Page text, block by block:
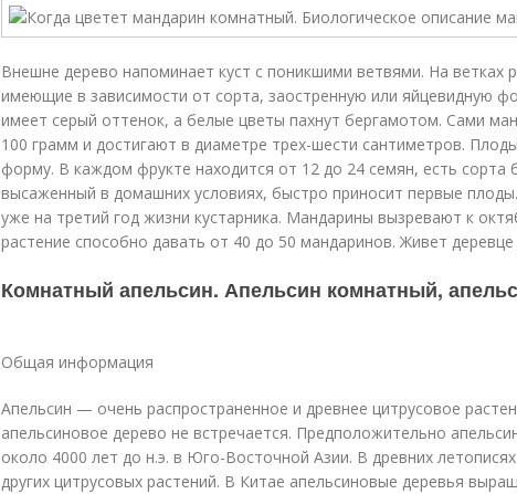
Внешне дерево напоминает куст с поникшими ветвями. На ветках
имеющие в зависимости от сорта, заостренную или яйцевидную
имеет серый оттенок, а белые цветы пахнут бергамотом. Сами
100 грамм и достигают в диаметре трех-шести сантиметров.
форму. В каждом фрукте находится от 12 до 24 семян, есть сорта
высаженный в домашних условиях, быстро приносит первые
уже на третий год жизни кустарника. Мандарины вызревают к
растение способно давать от 40 до 50 мандаринов. Живет
Комнатный апельсин. Апельсин комнатный,
Общая информация
Апельсин — очень распространенное и древнее цитрусовое
апельсиновое дерево не встречается. Предположительно
около 4000 лет до н.э. в Юго-Восточной Азии. В древних
других цитрусовых растений. В Китае апельсиновые деревья